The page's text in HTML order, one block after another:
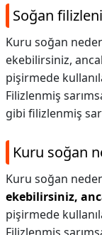
Soğan
Kuru soğan
ekebilirsiniz,
pişirmede
Filizlenmiş
gibi filizlenmiş
Kuru soğan
Kuru soğan
ekebilirsiniz,
pişirmede